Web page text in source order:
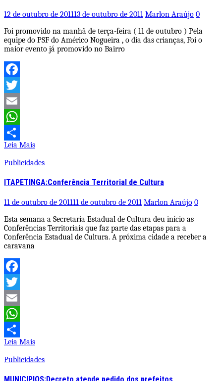
12 de outubro de 201113 de outubro de 2011 Marlon Araújo 0
Foi promovido na manhã de terça-feira ( 11 de outubro ) Pela
equipe do PSF do Américo Nogueira , o dia das crianças, Foi o
maior evento já promovido no Bairro
Facebook
Twitter
Email
WhatsApp
Share
Leia Mais
Publicidades
ITAPETINGA:Conferência Territorial de Cultura
11 de outubro de 201111 de outubro de 2011 Marlon Araújo 0
Esta semana a Secretaria Estadual de Cultura deu início as
Conferências Territoriais que faz parte das etapas para a
Conferência Estadual de Cultura. A próxima cidade a receber a
caravana
Facebook
Twitter
Email
WhatsApp
Share
Leia Mais
Publicidades